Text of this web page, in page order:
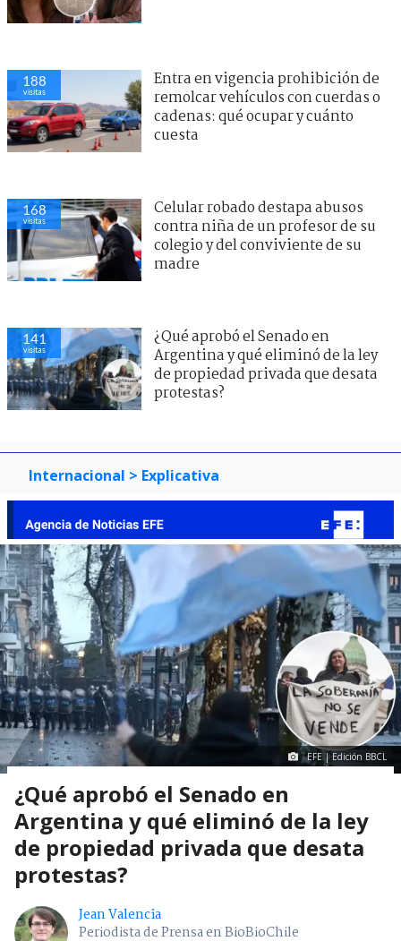
188
visitas
Entra en vigencia prohibición de
remolcar vehículos con cuerdas o
cadenas: qué ocupar y cuánto
cuesta
168
visitas
Celular robado destapa abusos
contra niña de un profesor de su
colegio y del conviviente de su
madre
141
visitas
¿Qué aprobó el Senado en
Argentina y qué eliminó de la ley
de propiedad privada que desata
protestas?
Internacional > Explicativa
EFE | Edición BBCL
¿Qué aprobó el Senado en
Argentina y qué eliminó de la ley
de propiedad privada que desata
protestas?
Jean Valencia
Periodista de Prensa en BioBioChile